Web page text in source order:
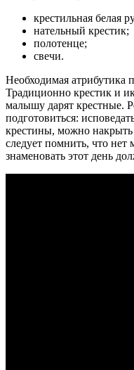
крестильная белая
нательный крестик;
полотенце;
свечи.
Необходимая атрибутика
Традиционно крестик и
малышу дарят крестные.
подготовиться:
крестины, можно накрыть
следует помнить, что нет
знаменовать этот день